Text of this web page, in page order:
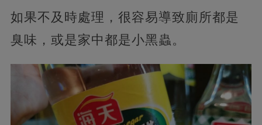
如果不及時處理，很容易導致廁所都是
臭味，或是家中都是小黑蟲。